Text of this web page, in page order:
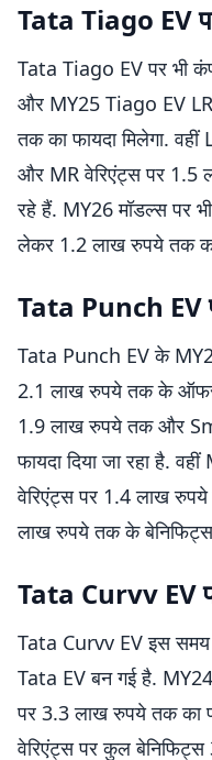
Tata Tiago EV
Tata Tiago EV पर भी
और MY25 Tiago EV
तक का फायदा मिलेगा.
और MR वेरिएंट्स पर 1.5
रहे हैं. MY26 मॉडल्स पर
लेकर 1.2 लाख रुपये तक का
Tata Punch EV
Tata Punch EV के
2.1 लाख रुपये तक के
1.9 लाख रुपये तक और
फायदा दिया जा रहा है.
वेरिएंट्स पर 1.4 लाख
लाख रुपये तक के
Tata Curvv EV
Tata Curvv EV इस समय
Tata EV बन गई है.
पर 3.3 लाख रुपये तक का
वेरिएंट्स पर कुल